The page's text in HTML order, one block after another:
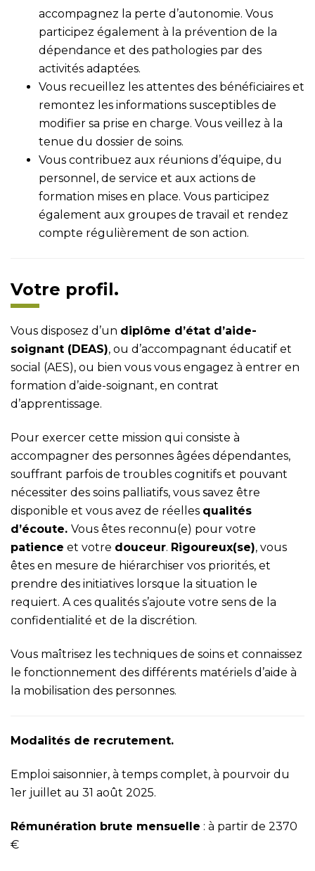
accompagnez la perte d’autonomie. Vous
participez également à la prévention de la
dépendance et des pathologies par des
activités adaptées.
Vous recueillez les attentes des bénéficiaires et
remontez les informations susceptibles de
modifier sa prise en charge. Vous veillez à la
tenue du dossier de soins.
Vous contribuez aux réunions d’équipe, du
personnel, de service et aux actions de
formation mises en place. Vous participez
également aux groupes de travail et rendez
compte régulièrement de son action.
Votre profil.
Vous disposez d’un diplôme d’état d’aide-
soignant (DEAS), ou d’accompagnant éducatif et
social (AES), ou bien vous vous engagez à entrer en
formation d’aide-soignant, en contrat
d’apprentissage.
Pour exercer cette mission qui consiste à
accompagner des personnes âgées dépendantes,
souffrant parfois de troubles cognitifs et pouvant
nécessiter des soins palliatifs, vous savez être
disponible et vous avez de réelles qualités
d’écoute. Vous êtes reconnu(e) pour votre
patience et votre douceur. Rigoureux(se), vous
êtes en mesure de hiérarchiser vos priorités, et
prendre des initiatives lorsque la situation le
requiert. A ces qualités s’ajoute votre sens de la
confidentialité et de la discrétion.
Vous maîtrisez les techniques de soins et connaissez
le fonctionnement des différents matériels d’aide à
la mobilisation des personnes.
Modalités de recrutement.
Emploi saisonnier, à temps complet, à pourvoir du
1er juillet au 31 août 2025.
Rémunération brute mensuelle : à partir de 2370
€